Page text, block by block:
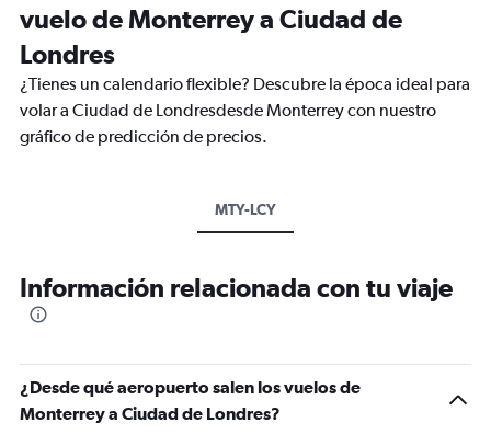
vuelo de Monterrey a Ciudad de
Londres
¿Tienes un calendario flexible? Descubre la época ideal para
volar a Ciudad de Londresdesde Monterrey con nuestro
gráfico de predicción de precios.
MTY-LCY
Información relacionada con tu viaje
¿Desde qué aeropuerto salen los vuelos de
Monterrey a Ciudad de Londres?